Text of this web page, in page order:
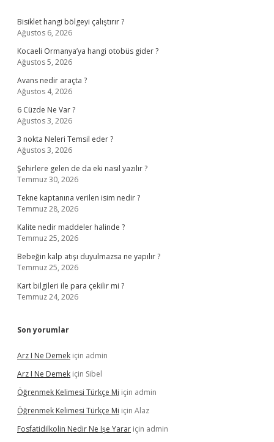
Bisiklet hangi bölgeyi çalıştırır ?
Ağustos 6, 2026
Kocaeli Ormanya’ya hangi otobüs gider ?
Ağustos 5, 2026
Avans nedir araçta ?
Ağustos 4, 2026
6 Cüzde Ne Var ?
Ağustos 3, 2026
3 nokta Neleri Temsil eder ?
Ağustos 3, 2026
Şehirlere gelen de da eki nasıl yazılır ?
Temmuz 30, 2026
Tekne kaptanına verilen isim nedir ?
Temmuz 28, 2026
Kalite nedir maddeler halinde ?
Temmuz 25, 2026
Bebeğin kalp atışı duyulmazsa ne yapılır ?
Temmuz 25, 2026
Kart bilgileri ile para çekilir mi ?
Temmuz 24, 2026
Son yorumlar
Arz I Ne Demek için admin
Arz I Ne Demek için Sibel
Öğrenmek Kelimesi Türkçe Mi için admin
Öğrenmek Kelimesi Türkçe Mi için Alaz
Fosfatidilkolin Nedir Ne Işe Yarar için admin